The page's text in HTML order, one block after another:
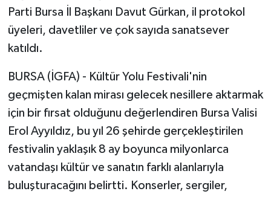
Parti Bursa İl Başkanı Davut Gürkan, il protokol
üyeleri, davetliler ve çok sayıda sanatsever
katıldı.
BURSA (İGFA) - Kültür Yolu Festivali'nin
geçmişten kalan mirası gelecek nesillere aktarmak
için bir fırsat olduğunu değerlendiren Bursa Valisi
Erol Ayyıldız, bu yıl 26 şehirde gerçekleştirilen
festivalin yaklaşık 8 ay boyunca milyonlarca
vatandaşı kültür ve sanatın farklı alanlarıyla
buluşturacağını belirtti. Konserler, sergiler,